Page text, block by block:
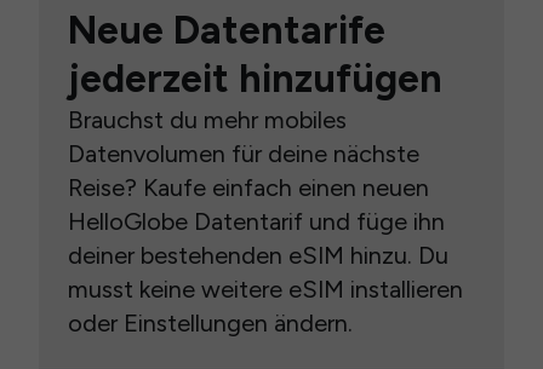
Neue Datentarife
jederzeit hinzufügen
Brauchst du mehr mobiles
Datenvolumen für deine nächste
Reise? Kaufe einfach einen neuen
HelloGlobe Datentarif und füge ihn
deiner bestehenden eSIM hinzu. Du
musst keine weitere eSIM installieren
oder Einstellungen ändern.